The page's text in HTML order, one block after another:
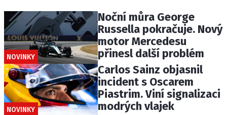
NOVINKY
Noční můra George
Russella pokračuje. Nový
motor Mercedesu
přinesl další problém
NOVINKY
Carlos Sainz objasnil
incident s Oscarem
Piastrim. Viní signalizaci
modrých vlajek